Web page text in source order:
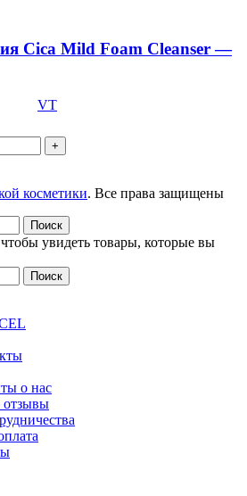
Cica Mild Foam Cleanser —
VT
косметики. Все права защищены
Поиск
увидеть товары, которые вы
Поиск
о нас
отзывы